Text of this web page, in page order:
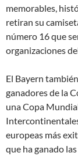
memorables,
retiran su
número 16 que
organizaciones
El Bayern
ganadores de la
una Copa
europeas más
que ha ganado